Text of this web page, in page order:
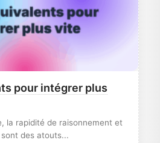
pour intégrer plus
la rapidité de raisonnement et
des atouts...